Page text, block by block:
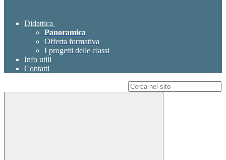
Didattica
Panoramica
Offerta formativa
I progetti delle classi
Info utili
Contatti